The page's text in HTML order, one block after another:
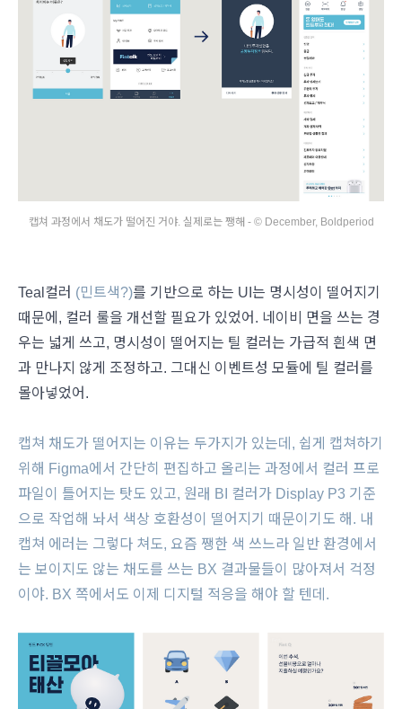
캡쳐 과정에서 채도가 떨어진 거야. 실제로는 쨍해 - © December, Boldperiod
Teal컬러 (민트색?)를 기반으로 하는 UI는 명시성이 떨어지기
때문에, 컬러 룰을 개선할 필요가 있었어. 네이비 면을 쓰는 경
우는 넓게 쓰고, 명시성이 떨어지는 틸 컬러는 가급적 흰색 면
과 만나지 않게 조정하고. 그대신 이벤트성 모듈에 틸 컬러를
몰아넣었어.
캡쳐 채도가 떨어지는 이유는 두가지가 있는데, 쉽게 캡쳐하기
위해 Figma에서 간단히 편집하고 올리는 과정에서 컬러 프로
파일이 틀어지는 탓도 있고, 원래 BI 컬러가 Display P3 기준
으로 작업해 놔서 색상 호환성이 떨어지기 때문이기도 해. 내
캡쳐 에러는 그렇다 쳐도, 요즘 쨍한 색 쓰느라 일반 환경에서
는 보이지도 않는 채도를 쓰는 BX 결과물들이 많아져서 걱정
이야. BX 쪽에서도 이제 디지털 적응을 해야 할 텐데.